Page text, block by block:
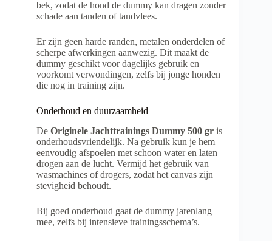
bek, zodat de hond de dummy kan dragen zonder
schade aan tanden of tandvlees.
Er zijn geen harde randen, metalen onderdelen of
scherpe afwerkingen aanwezig. Dit maakt de
dummy geschikt voor dagelijks gebruik en
voorkomt verwondingen, zelfs bij jonge honden
die nog in training zijn.
Onderhoud en duurzaamheid
De Originele Jachttrainings Dummy 500 gr is
onderhoudsvriendelijk. Na gebruik kun je hem
eenvoudig afspoelen met schoon water en laten
drogen aan de lucht. Vermijd het gebruik van
wasmachines of drogers, zodat het canvas zijn
stevigheid behoudt.
Bij goed onderhoud gaat de dummy jarenlang
mee, zelfs bij intensieve trainingsschema’s.